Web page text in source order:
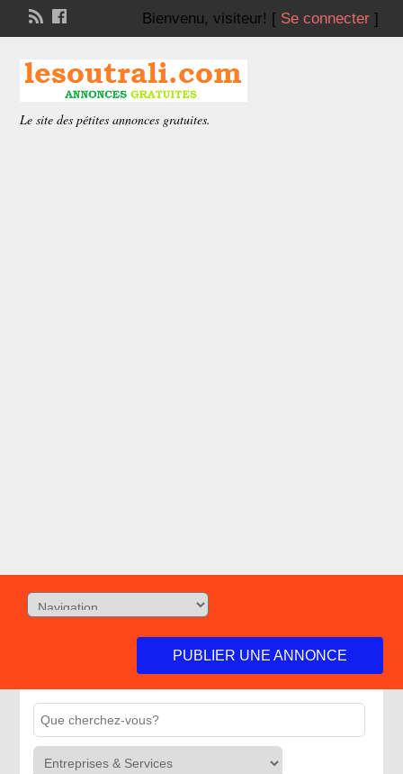
Bienvenu, visiteur! [ Se connecter]
Le site des pétites annonces gratuites.
PUBLIER UNE ANNONCE